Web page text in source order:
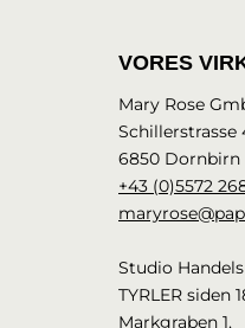
VORES
Mary Rose
Schillerstrasse
6850 Dornbirn
+43 (0)5572
Studio
TYRLER siden
Markgraben 1,